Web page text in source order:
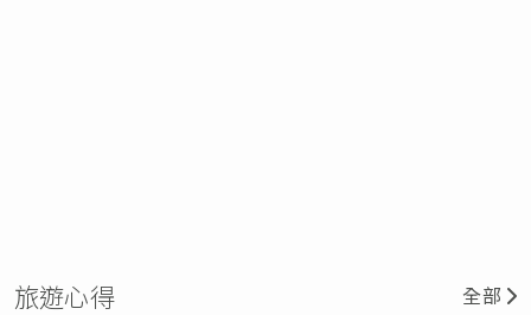
旅遊心得 全部